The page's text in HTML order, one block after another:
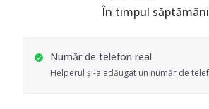
În timpul
Număr de telefon real
Helperul și-a adăugat un număr de